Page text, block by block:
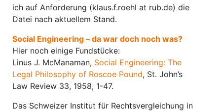
ich auf Anforderung (klaus.f.roehl at rub.de) die
Datei nach aktuellem Stand.
Social Engineering – da war doch noch was?
Hier noch einige Fundstücke:
Linus J. McManaman, Social Engineering: The
Legal Philosophy of Roscoe Pound, St. John’s
Law Review 33, 1958, 1-47.
Das Schweizer Institut für Rechtsvergleichung in